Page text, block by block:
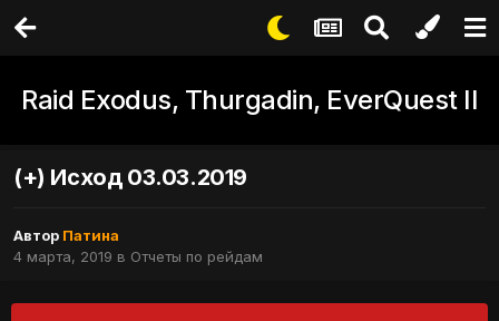
Raid Exodus, Thurgadin, EverQuest II
(+) Исход 03.03.2019
Автор Патина
4 марта, 2019 в Отчеты по рейдам